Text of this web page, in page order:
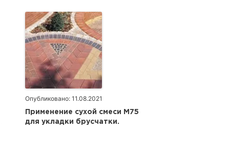
Опубликовано: 11.08.2021
Применение сухой смеси М75
для укладки брусчатки.